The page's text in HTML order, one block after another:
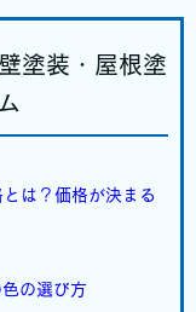
塗装・屋根塗
は？価格が決まる
の選び方